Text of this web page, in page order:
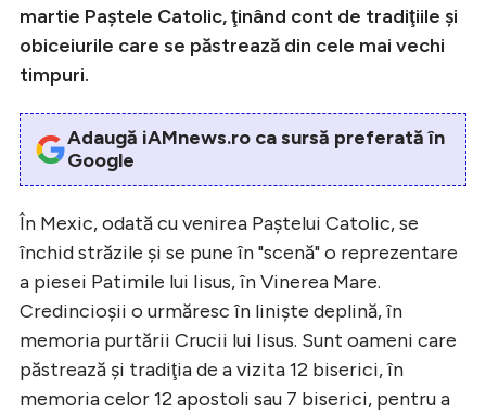
martie Paştele Catolic, ţinând cont de tradiţiile şi
obiceiurile care se păstrează din cele mai vechi
timpuri.
Adaugă iAMnews.ro ca sursă preferată în
Google
În Mexic, odată cu venirea Paştelui Catolic, se
închid străzile şi se pune în "scenă" o reprezentare
a piesei Patimile lui Iisus, în Vinerea Mare.
Credincioşii o urmăresc în linişte deplină, în
memoria purtării Crucii lui Iisus. Sunt oameni care
păstrează şi tradiţia de a vizita 12 biserici, în
memoria celor 12 apostoli sau 7 biserici, pentru a